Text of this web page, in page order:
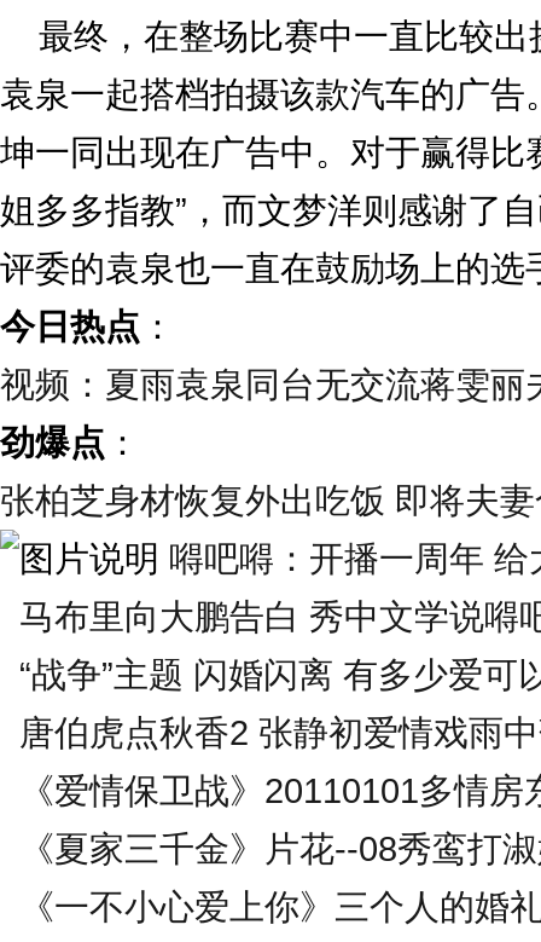
最终，在整场比赛中一直比较出
袁泉一起搭档拍摄该款汽车的广
坤一同出现在广告中。对于赢得
姐多多指教”，而文梦洋则感谢了
评委的袁泉也一直在鼓励场上的选
今日热点 ：
视频：夏雨袁泉同台无交流蒋雯丽
劲爆点 ：
张柏芝身材恢复外出吃饭 即将夫
嘚吧嘚：开播一周年 给
马布里向大鹏告白 秀中文学说嘚
“战争”主题 闪婚闪离 有多少爱可
唐伯虎点秋香2 张静初爱情戏雨
《爱情保卫战》20110101多情房
《夏家三千金》片花--08秀鸾打
《一不小心爱上你》三个人的婚